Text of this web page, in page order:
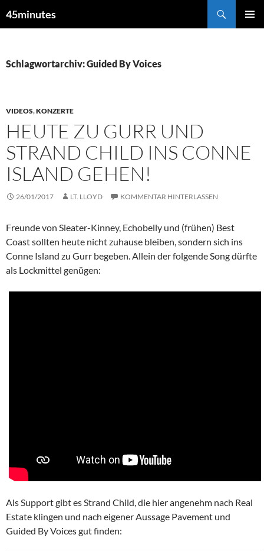
Inhalt
45minutes
Schlagwortarchiv: Guided By Voices
VIDEOS,KONZERTE
HEUTE ZU GURR UND
STRAND CHILD INS CONNE
ISLAND GEHEN!
26/01/2017 LT. LLOYD KOMMENTAR HINTERLASSEN
Freunde von Sleater-Kinney, Echobelly und (frühen) Best
Coast sollten heute nicht zuhause bleiben, sondern sich ins
Conne Island zu Gurr begeben. Allein der folgende Song dürfte
als Lockmittel genügen:
Als Support gibt es Strand Child, die hier angenehm nach Real
Estate klingen und nach eigener Aussage Pavement und
Guided By Voices gut finden: